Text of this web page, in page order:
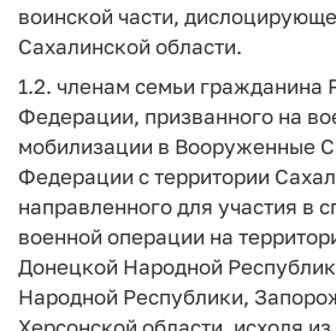
воинской части,
Сахалинской области.
1.2. членам семьи гражданина
Федерации, призванного на
мобилизации в Вооруженные
Федерации с территории
направленного для участия в
военной операции на
Донецкой Народной
Народной Республики,